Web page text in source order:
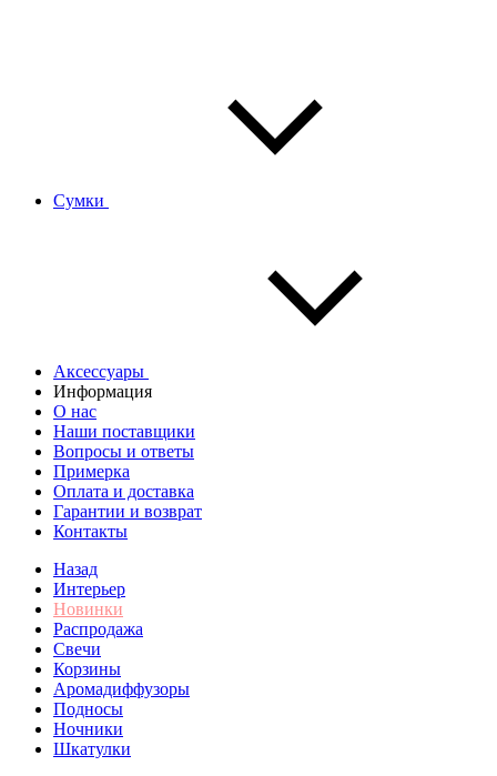
Сумки
Аксессуары
Информация
О нас
Наши поставщики
Вопросы и ответы
Примерка
Оплата и доставка
Гарантии и возврат
Контакты
Назад
Интерьер
Новинки
Распродажа
Свечи
Корзины
Аромадиффузоры
Подносы
Ночники
Шкатулки